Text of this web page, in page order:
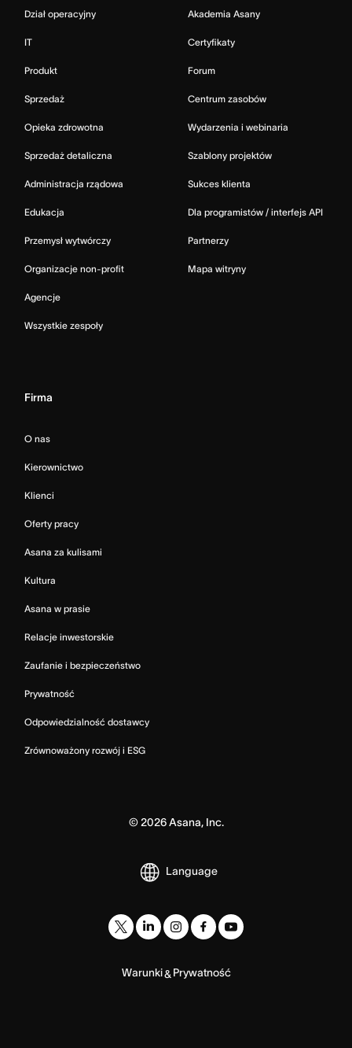
Dział operacyjny
IT
Produkt
Sprzedaż
Opieka zdrowotna
Sprzedaż detaliczna
Administracja rządowa
Edukacja
Przemysł wytwórczy
Organizacje non-profit
Agencje
Wszystkie zespoły
Akademia Asany
Certyfikaty
Forum
Centrum zasobów
Wydarzenia i webinaria
Szablony projektów
Sukces klienta
Dla programistów / interfejs API
Partnerzy
Mapa witryny
Firma
O nas
Kierownictwo
Klienci
Oferty pracy
Asana za kulisami
Kultura
Asana w prasie
Relacje inwestorskie
Zaufanie i bezpieczeństwo
Prywatność
Odpowiedzialność dostawcy
Zrównoważony rozwój i ESG
© 2026Asana, Inc.
Language
Warunki& Prywatność